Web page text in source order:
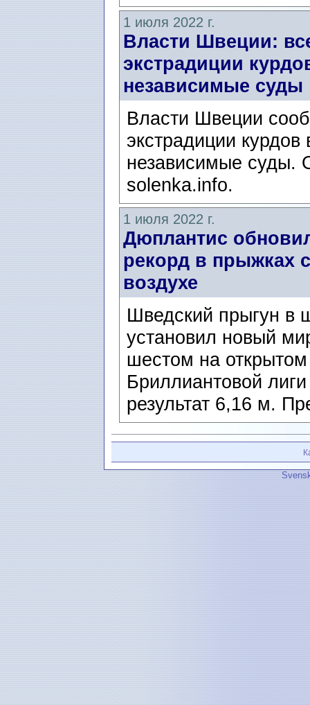
1 июля 2022 г.
Власти Швеции:
экстрадиции
независимые суды
Власти Швеции
экстрадиции
независимые суды.
solenka.info.
1 июля 2022 г.
Дюплантис
рекорд в прыжках
воздухе
Шведский прыгун в
установил новый
шестом на
Бриллиантовой
результат 6,16 м.